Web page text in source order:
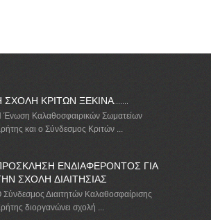
ΣΧΟΛΗ ΚΡΙΤΩΝ ΞΕΚΙΝΑ.......
Ένωση Καλαθοσφαιρικών Σωματείων
και ο Σύνδεσμος Κριτών ...
ΕΝΔΙΑΦΕΡΟΝΤΟΣ ΓΙΑ
ΣΧΟΛΗ ΔΙΑΙΤΗΣΙΑΣ
Σύνδεσμος Διαιτητών Καλαθοσφαίρισης
διοργανώνει σχολή ...